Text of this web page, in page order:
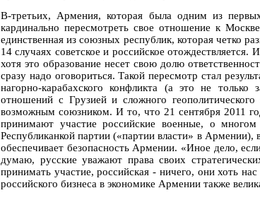
В-третьих, Армения, которая была одним из
кардинально пересмотреть свое отношение к
единственная из союзных республик, которая четко
14 случаях советское и российское
хотя это образование несет свою долю
сразу надо оговориться. Такой пересмотр стал
нагорно-карабахского конфликта (а это не
отношений с Грузией и сложного
возможным союзником. И то, что 21 сентября 2011
принимают участие российские военные, о многом
Республиканкой партии («партии власти» в Армении),
обеспечивает безопасность Армении. «Иное дело,
думаю, русские уважают права своих
принимать участие, российская - ничего, они хоть
российского бизнеса в экономике Армении также